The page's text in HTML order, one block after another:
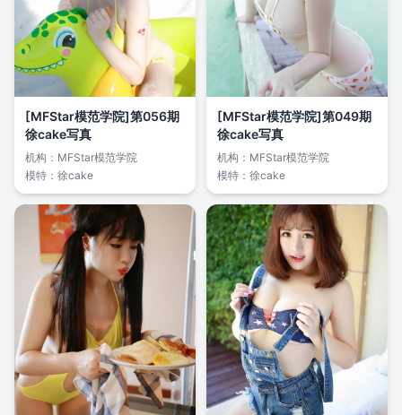
[MFStar模范学院]第056期
徐cake写真
机构： MFStar模范学院
模特： 徐cake
[MFStar模范学院]第049期
徐cake写真
机构： MFStar模范学院
模特： 徐cake